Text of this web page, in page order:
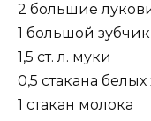
2 большие
1 большой
1,5 ст. л. муки
0,5 стакана
1 стакан молока